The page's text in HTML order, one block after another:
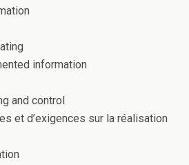
information
and control
et d’exigences sur la réalisation